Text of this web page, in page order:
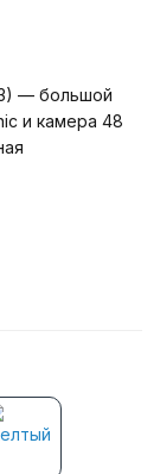
— большой
и камера 48